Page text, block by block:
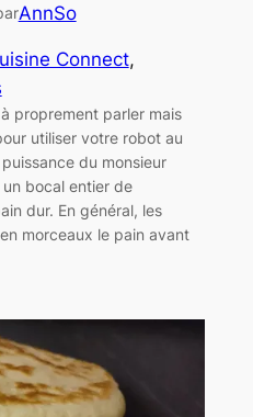
AnnSo
Connect
proprement parler mais
utiliser votre robot au
du monsieur
un bocal entier de
dur. En général, les
morceaux le pain avant